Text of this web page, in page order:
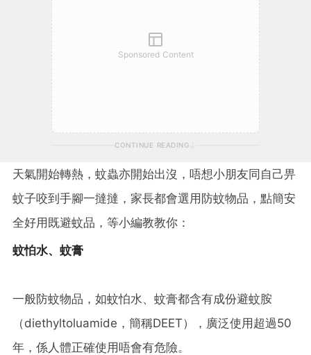
Sponsored Content
CONTINUE READING
天氣開始轉熱，蚊蟲亦開始出沒，唔想小朋友同自己畀
蚊子咬到手腳一撻撻，家長都會選用防蚊物品，點簡安
全好用既避蚊品，等小編教教你：
蚊怕水、蚊膏
一般防蚊物品，如蚊怕水、蚊膏都含有成份避蚊胺
（diethyltoluamide，簡稱DEET），廣泛使用超過50
年，係人體正確使用唔會有危險。